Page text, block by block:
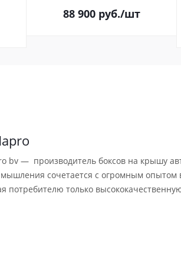
88 900руб./шт
bv — производитель боксов на крышу
сочетается с огромным
потребителю только